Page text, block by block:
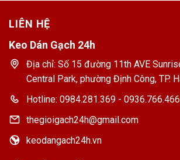
LIÊN HỆ
Keo Dán Gạch 24h
Địa chỉ: Số 15 đường 11th AVE
Central Park, phường Định Công, TP.
Hotline: 0984.281.369 -
thegioigach24h@gmail.com
keodangach24h.vn